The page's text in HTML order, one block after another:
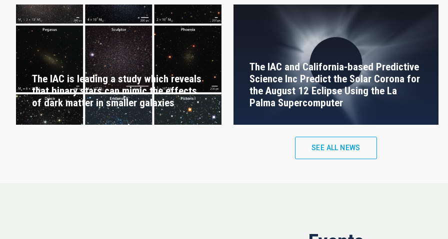
The IAC is leading a study which reveals
that binary stars can mimic the effects
of dark matter in smaller galaxies
The IAC and California-based Predictive
Science Inc Predict the Solar Corona for
the August 12 Eclipse Using the La
Palma Supercomputer
SEE ALL NEWS